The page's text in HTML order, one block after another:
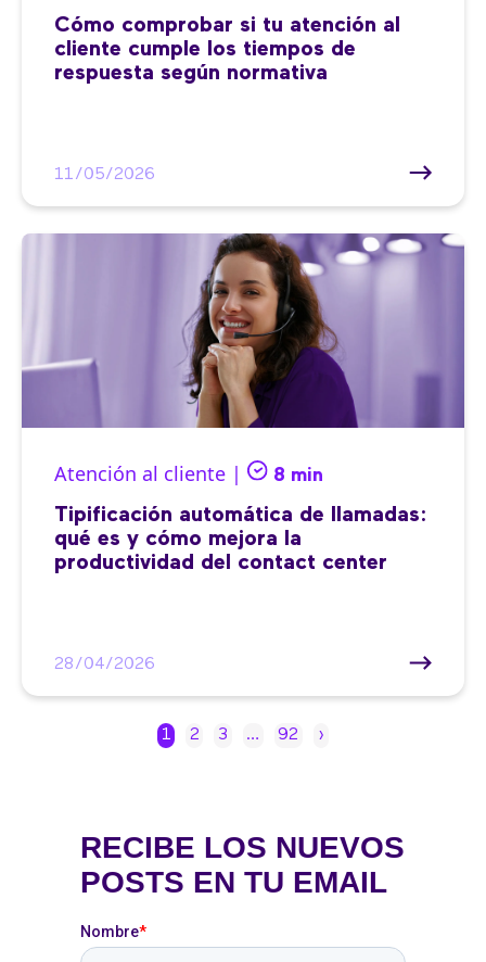
Cómo comprobar si tu atención al
cliente cumple los tiempos de
respuesta según normativa
11/05/2026
Atención al cliente | 8 min
Tipificación automática de llamadas:
qué es y cómo mejora la
productividad del contact center
28/04/2026
1 2 3 … 92 ›